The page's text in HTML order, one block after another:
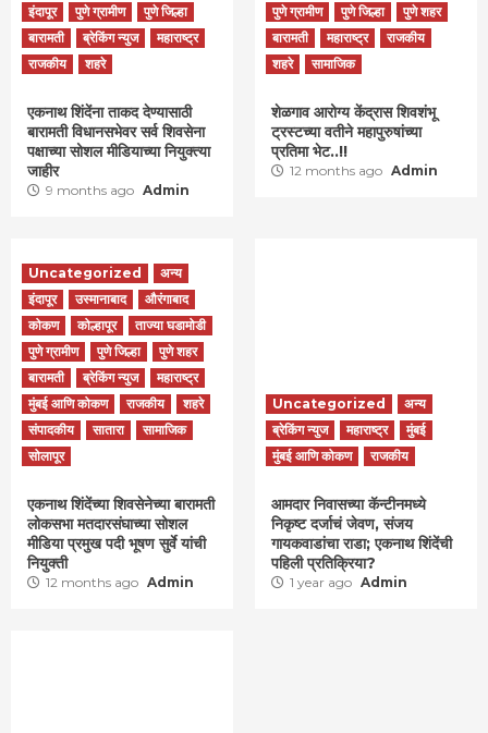
इंदापूर पुणे ग्रामीण
पुणे जिल्हा
बारामती
ब्रेकिंग न्युज
महाराष्ट्र
राजकीय
शहरे
एकनाथ शिंदेंना ताकद देण्यासाठी
बारामती विधानसभेवर सर्व शिवसेना
पक्षाच्या सोशल मीडियाच्या नियुक्त्या
जाहीर
9 months ago Admin
पुणे ग्रामीण पुणे जिल्हा
पुणे शहर
बारामती
महाराष्ट्र
राजकीय
शहरे
सामाजिक
शेळगाव आरोग्य केंद्रास शिवशंभू
ट्रस्टच्या वतीने महापुरुषांच्या
प्रतिमा भेट..!!
12 months ago Admin
Uncategorized
अन्य
इंदापूर
उस्मानाबाद
औरंगाबाद
कोकण
कोल्हापूर
ताज्या घडामोडी
पुणे ग्रामीण
पुणे जिल्हा
पुणे शहर
बारामती
ब्रेकिंग न्युज
महाराष्ट्र
मुंबई आणि कोकण
राजकीय
शहरे
संपादकीय
सातारा
सामाजिक
सोलापूर
एकनाथ शिंदेंच्या शिवसेनेच्या बारामती
लोकसभा मतदारसंघाच्या सोशल
मीडिया प्रमुख पदी भूषण सुर्वे यांची
नियुक्ती
12 months ago Admin
Uncategorized
अन्य
ब्रेकिंग न्युज
महाराष्ट्र
मुंबई
मुंबई आणि कोकण
राजकीय
आमदार निवासच्या कॅन्टीनमध्ये
निकृष्ट दर्जाचं जेवण, संजय
गायकवाडांचा राडा; एकनाथ शिंदेंची
पहिली प्रतिक्रिया?
1 year ago Admin